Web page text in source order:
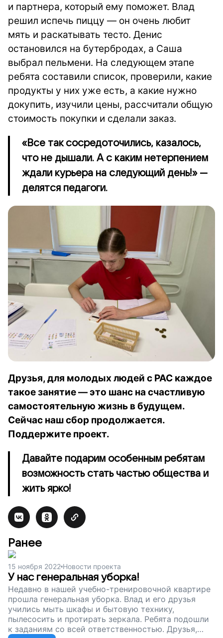
и партнера, который ему поможет. Влад
решил испечь пиццу — он очень любит
мять и раскатывать тесто. Денис
остановился на бутербродах, а Саша
выбрал пельмени. На следующем этапе
ребята составили список, проверили, какие
продукты у них уже есть, а какие нужно
докупить, изучили цены, рассчитали общую
стоимость покупки и сделали заказ.
«Все так сосредоточились, казалось,
что не дышали. А с каким нетерпением
ждали курьера на следующий день!» —
делятся педагоги.
Друзья, для молодых людей с РАС каждое
такое занятие — это шанс на счастливую
самостоятельную жизнь в будущем.
Сейчас наш сбор продолжается.
Поддержите проект.
Давайте подарим особенным ребятам
возможность стать частью общества и
жить ярко!
Ранее
15 ноября 2022 Новости проекта
У нас генеральная уборка!
Недавно в нашей учебно-тренировочной квартире
прошла генеральная уборка. Влад и его друзья
учились мыть шкафы и бытовую технику,
пылесосить и протирать зеркала. Ребята подошли
к заданиям со всей ответственностью. Друзья,